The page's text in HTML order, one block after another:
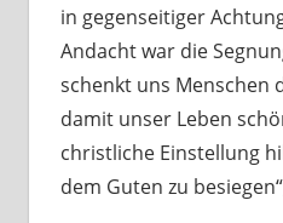
in gegenseitiger
Andacht war die
schenkt uns Menschen
damit unser Leben
christliche Einstellung
dem Guten zu